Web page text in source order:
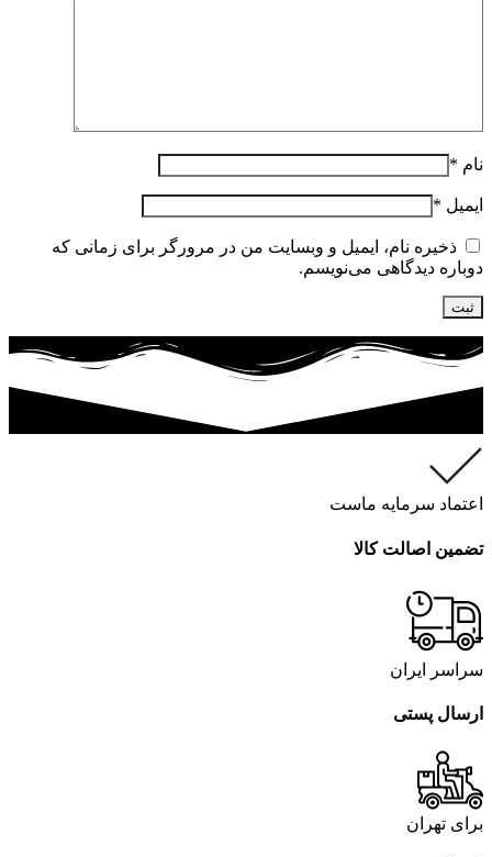
نام *
ایمیل *
ذخیره نام، ایمیل و وبسایت من در مرورگر برای زمانی که
دوباره دیدگاهی می‌نویسم.
اعتماد سرمایه ماست
تضمین اصالت کالا
سراسر ایران
ارسال پستی
برای تهران